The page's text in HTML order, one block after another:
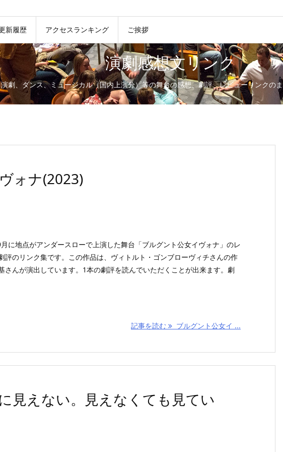
新履歴 アクセスランキング ご挨拶
演劇感想文リンク
演劇、ダンス、ミュージカル（国内上演分）等の舞台の感想、劇評、レビューリンクの
ォナ(2023)
に地点がアンダースローで上演した舞台「ブルグント公女イヴォナ」のレ
評のリンク集です。この作品は、ヴィトルト・ゴンブローヴィチさんの作
さんが演出しています。1本の劇評を読んでいただくことが出来ます。劇
記事を読む ブルグント公女イ ...
見えない。見えなくても見てい